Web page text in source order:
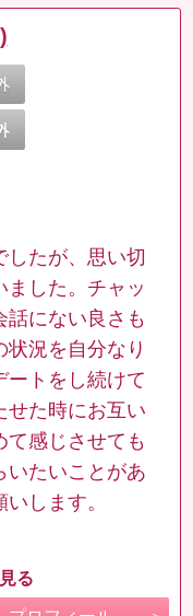
したが、思い切
ました。チャッ
話にない良さも
況を自分なり
ートをし続けて
せた時にお互い
て感じさせても
いたいことがあ
します。
る